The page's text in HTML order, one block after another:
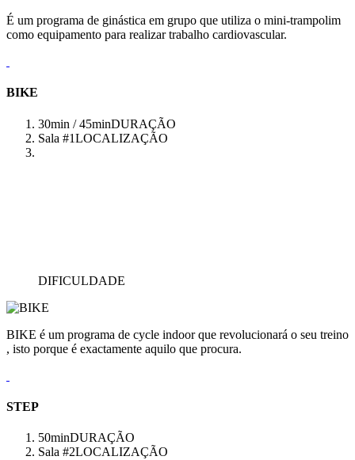
É um programa de ginástica em grupo que utiliza o mini-trampolim
como equipamento para realizar trabalho cardiovascular.
BIKE
30min / 45minDURAÇÃO
Sala #1LOCALIZAÇÃO
DIFICULDADE
BIKE é um programa de cycle indoor que revolucionará o seu treino
, isto porque é exactamente aquilo que procura.
STEP
50minDURAÇÃO
Sala #2LOCALIZAÇÃO